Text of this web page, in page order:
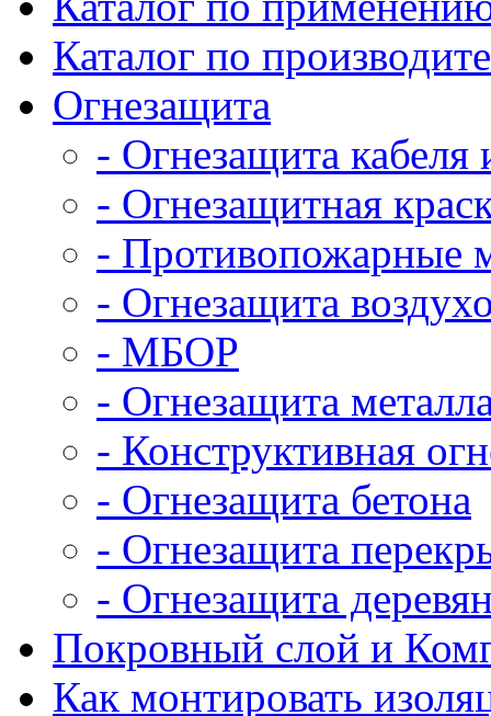
Каталог по
Огнезащита
- Огнезащита
- Огнезащитная
- Противопожарные
- Огнезащита
- МБОР
- Огнезащита
- Конструктивная
- Огнезащита бетона
- Огнезащита
- Огнезащита
Покровный слой и
Как монтировать